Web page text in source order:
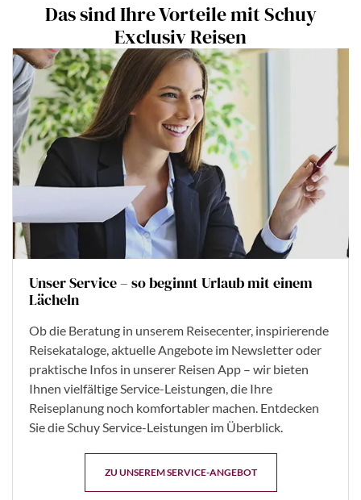
Das sind Ihre Vorteile mit Schuy
Exclusiv Reisen
Unser Service – so beginnt Urlaub mit einem
Lächeln
Ob die Beratung in unserem Reisecenter, inspirierende
Reisekataloge, aktuelle Angebote im Newsletter oder
praktische Infos in unserer Reisen App – wir bieten
Ihnen vielfältige Service-Leistungen, die Ihre
Reiseplanung noch komfortabler machen. Entdecken
Sie die Schuy Service-Leistungen im Überblick.
ZU UNSEREM SERVICE-ANGEBOT